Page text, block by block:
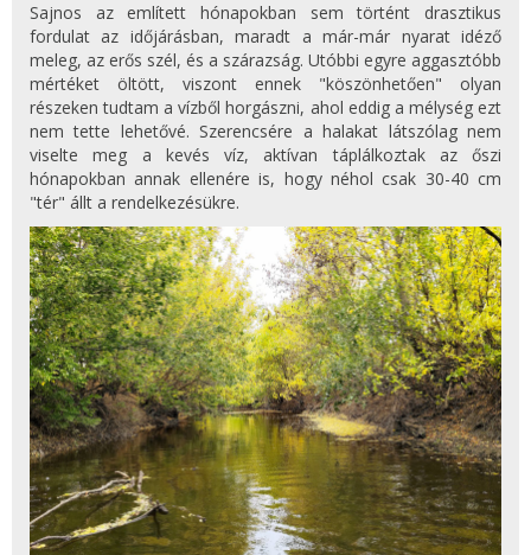
Sajnos az említett hónapokban sem történt drasztikus
fordulat az időjárásban, maradt a már-már nyarat idéző
meleg, az erős szél, és a szárazság. Utóbbi egyre aggasztóbb
mértéket öltött, viszont ennek "köszönhetően" olyan
részeken tudtam a vízből horgászni, ahol eddig a mélység ezt
nem tette lehetővé. Szerencsére a halakat látszólag nem
viselte meg a kevés víz, aktívan táplálkoztak az őszi
hónapokban annak ellenére is, hogy néhol csak 30-40 cm
"tér" állt a rendelkezésükre.